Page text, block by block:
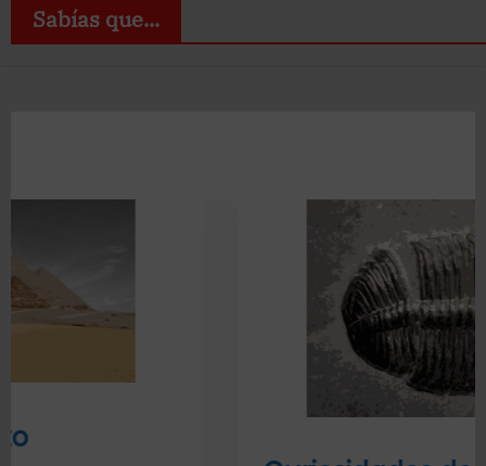
Sabías que...